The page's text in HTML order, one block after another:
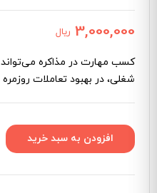
3,000,000 ریال
کسب مهارت در مذاکره
شغلی، در بهبود تعاملات